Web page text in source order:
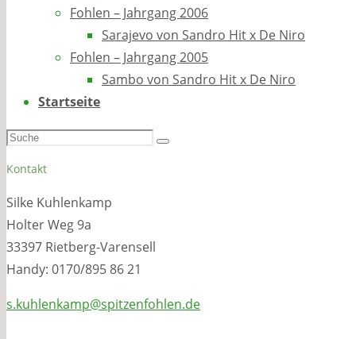
Fohlen – Jahrgang 2006
Sarajevo von Sandro Hit x De Niro
Fohlen – Jahrgang 2005
Sambo von Sandro Hit x De Niro
Startseite
Suchen
Suche
Kontakt
Silke Kuhlenkamp
Holter Weg 9a
33397 Rietberg-Varensell
Handy: 0170/895 86 21
s.kuhlenkamp@spitzenfohlen.de